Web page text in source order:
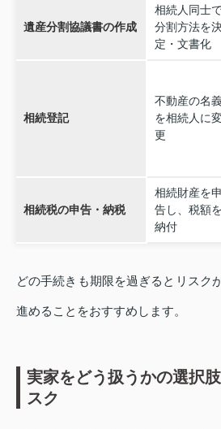
遺産分割協議書の作成
相続人同士
分割方法を
定・文書化
相続登記
不動産の名
を相続人に
更
相続税の申告・納税
相続財産を申
告し、税額を
納付
どの手続きも期限を過ぎるとリスク
進めることをおすすめします。
実家をどう扱うかの選択
スク